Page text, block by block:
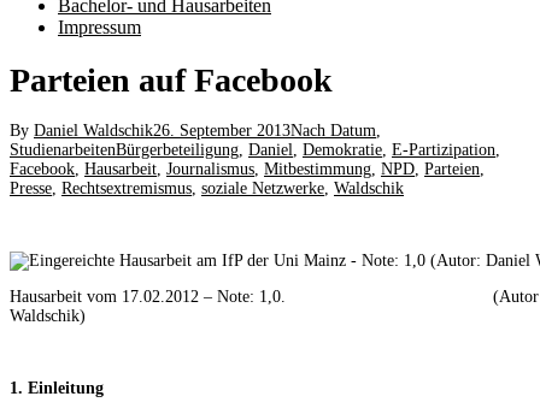
Bachelor- und Hausarbeiten
Impressum
Parteien auf Facebook
By Daniel Waldschik26. September 2013Nach Datum,
StudienarbeitenBürgerbeteiligung, Daniel, Demokratie, E-Partizipation,
Facebook, Hausarbeit, Journalismus, Mitbestimmung, NPD, Parteien,
Presse, Rechtsextremismus, soziale Netzwerke, Waldschik
Hausarbeit vom 17.02.2012 – Note: 1,0. (Autor:
Waldschik)
1. Einleitung